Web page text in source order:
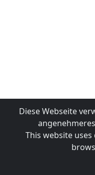
Diese Webseite
This website